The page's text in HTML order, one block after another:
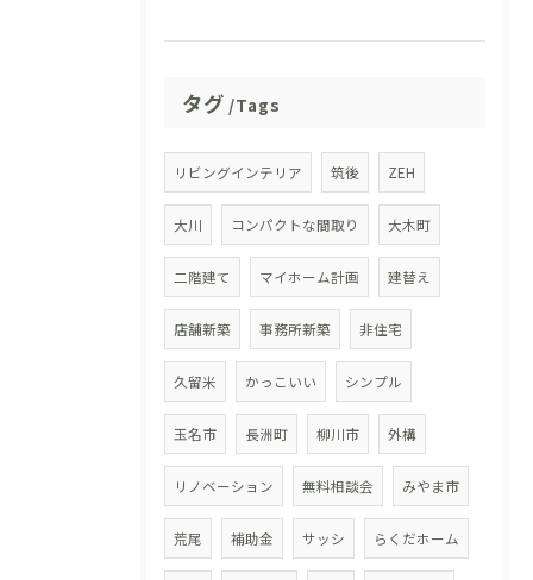
タグ Tags
リビングインテリア 筑後 ZEH
大川 コンパクトな間取り 大木町
二階建て マイホーム計画 建替え
店舗新築 事務所新築 非住宅
久留米 かっこいい シンプル
玉名市 長洲町 柳川市 外構
リノベーション 無料相談会 みやま市
荒尾 補助金 サッシ らくだホーム